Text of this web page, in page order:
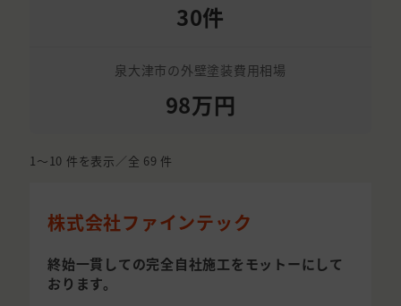
30件
泉大津市の外壁塗装費用相場
98万円
1〜10 件を表示／全 69 件
株式会社ファインテック
終始一貫しての完全自社施工をモットーにして
おります。